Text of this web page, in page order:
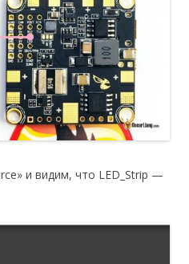
и видим, что LED_Strip —